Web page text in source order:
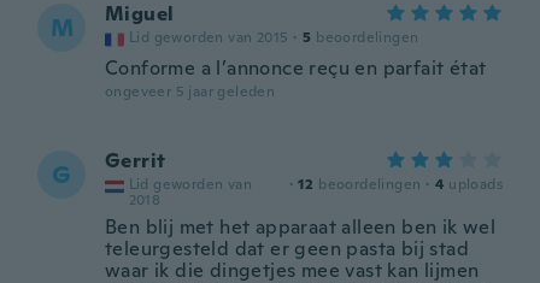
M Miguel
Lid geworden van 2015 · 5 beoordelingen
Conforme a l’annonce reçu en parfait état
ongeveer 5 jaar geleden
G Gerrit
Lid geworden van
2018
· 12 beoordelingen · 4 uploads
Ben blij met het apparaat alleen ben ik wel
teleurgesteld dat er geen pasta bij stad
waar ik die dingetjes mee vast kan lijmen